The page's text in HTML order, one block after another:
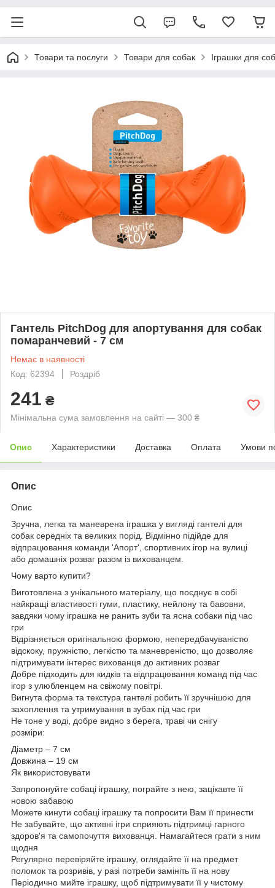
Товари та послуги Товари для собак Іграшки для
Гантель PitchDog для апортування для собак
помаранчевий - 7 см
Немає в наявності
Код: 62394
Роздріб
241 ₴
Мінімальна сума замовлення на сайті — 300 ₴
Опис Характеристики Доставка Оплата Умови
Опис
Опис
Зручна, легка та маневрена іграшка у вигляді гантелі для
собак середніх та великих порід. Відмінно підійде для
відпрацювання команди 'Апорт', спортивних ігор на вулиці
або домашніх розваг разом із вихованцем.
Чому варто купити?
Виготовлена з унікального матеріалу, що поєднує в собі
найкращі властивості гуми, пластику, нейлону та бавовни,
завдяки чому іграшка не ранить зуби та ясна собаки під час
гри
Відрізняється оригінальною формою, непередбачуваністю
відскоку, пружністю, легкістю та маневреністю, що дозволяє
підтримувати інтерес вихованця до активних розваг
Добре підходить для кидків та відпрацювання команд під час
ігор з улюбленцем на свіжому повітрі.
Вигнута форма та текстура гантелі робить її зручнішою для
захоплення та утримування в зубах під час гри
Не тоне у воді, добре видно з берега, траві чи снігу
розміри:
Діаметр – 7 см
Довжина – 19 см
Як використовувати
Запропонуйте собаці іграшку, пограйте з нею, зацікавте її
новою забавою
Можете кинути собаці іграшку та попросити Вам її принести
Не забувайте, що активні ігри сприяють підтримці гарного
здоров'я та самопочуття вихованця. Намагайтеся грати з ним
щодня
Регулярно перевіряйте іграшку, оглядайте її на предмет
поломок та розривів, у разі потреби замініть її на нову
Періодично мийте іграшку, щоб підтримувати її у чистому